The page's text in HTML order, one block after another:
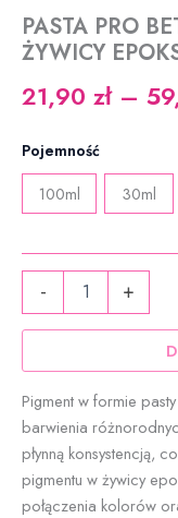
PASTA PRO
ŻYWICY
21,90 zł –
Pojemność
100ml 30ml
-
Pasta
-
do
żywicy
epoksydowej
|
ResinVolt
+
Pigment w formie
barwienia
płynną konsystencją,
pigmentu w żywicy
połączenia kolorów